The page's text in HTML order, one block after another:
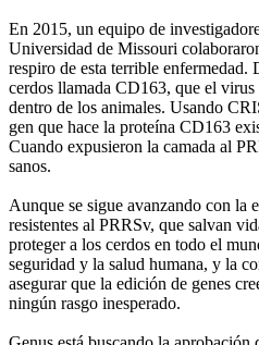
En 2015, un equipo de
Universidad de Missouri
respiro de esta terrible enfermedad.
cerdos llamada CD163, que el
dentro de los animales. Usando
gen que hace la proteína CD163
Cuando expusieron la camada al
sanos.
Aunque se sigue avanzando con la
resistentes al PRRSv, que salvan
proteger a los cerdos en todo el
seguridad y la salud humana, y la
asegurar que la edición de genes
ningún rasgo inesperado.